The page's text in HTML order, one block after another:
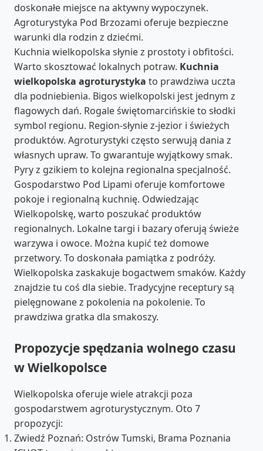
doskonałe miejsce na aktywny wypoczynek.
Agroturystyka Pod Brzozami oferuje bezpieczne
warunki dla rodzin z dziećmi.
Kuchnia wielkopolska słynie z prostoty i obfitości.
Warto skosztować lokalnych potraw. Kuchnia
wielkopolska agroturystyka to prawdziwa uczta
dla podniebienia. Bigos wielkopolski jest jednym z
flagowych dań. Rogale świętomarcińskie to słodki
symbol regionu. Region-słynie z-jezior i świeżych
produktów. Agroturystyki często serwują dania z
własnych upraw. To gwarantuje wyjątkowy smak.
Pyry z gzikiem to kolejna regionalna specjalność.
Gospodarstwo Pod Lipami oferuje komfortowe
pokoje i regionalną kuchnię. Odwiedzając
Wielkopolskę, warto poszukać produktów
regionalnych. Lokalne targi i bazary oferują świeże
warzywa i owoce. Można kupić też domowe
przetwory. To doskonała pamiątka z podróży.
Wielkopolska zaskakuje bogactwem smaków. Każdy
znajdzie tu coś dla siebie. Tradycyjne receptury są
pielęgnowane z pokolenia na pokolenie. To
prawdziwa gratka dla smakoszy.
Propozycje spędzania wolnego czasu
w Wielkopolsce
Wielkopolska oferuje wiele atrakcji poza
gospodarstwem agroturystycznym. Oto 7
propozycji:
Zwiedź Poznań: Ostrów Tumski, Brama Poznania